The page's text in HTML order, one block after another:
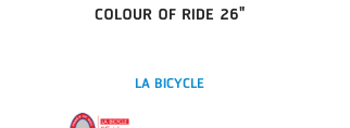
COLOUR OF RIDE 26"
LA BICYCLE